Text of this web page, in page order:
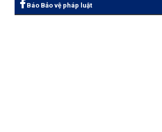
Báo Bảo vệ pháp luật